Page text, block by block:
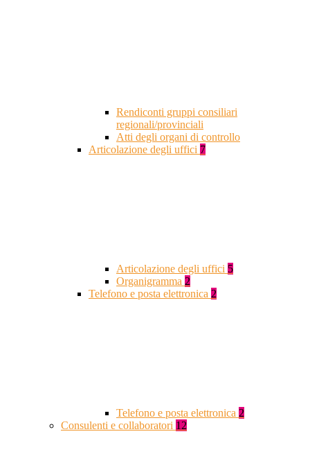
Rendiconti gruppi consiliari
regionali/provinciali
Atti degli organi di controllo
Articolazione degli uffici 7
Articolazione degli uffici 5
Organigramma 2
Telefono e posta elettronica 2
Telefono e posta elettronica 2
Consulenti e collaboratori 12